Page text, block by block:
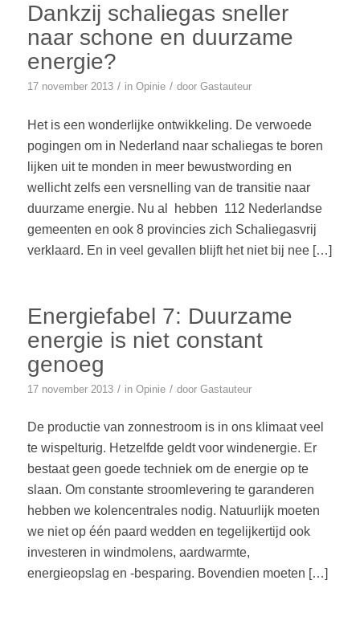
Dankzij schaliegas sneller
naar schone en duurzame
energie?
17 november 2013 / in Opinie / door Gastauteur
Het is een wonderlijke ontwikkeling. De verwoede
pogingen om in Nederland naar schaliegas te boren
lijken uit te monden in meer bewustwording en
wellicht zelfs een versnelling van de transitie naar
duurzame energie. Nu al hebben 112 Nederlandse
gemeenten en ook 8 provincies zich Schaliegasvrij
verklaard. En in veel gevallen blijft het niet bij nee […]
Energiefabel 7: Duurzame
energie is niet constant
genoeg
17 november 2013 / in Opinie / door Gastauteur
De productie van zonnestroom is in ons klimaat veel
te wispelturig. Hetzelfde geldt voor windenergie. Er
bestaat geen goede techniek om de energie op te
slaan. Om constante stroomlevering te garanderen
hebben we kolencentrales nodig. Natuurlijk moeten
we niet op één paard wedden en tegelijkertijd ook
investeren in windmolens, aardwarmte,
energieopslag en -besparing. Bovendien moeten […]